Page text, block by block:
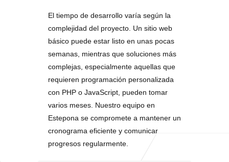
El tiempo de desarrollo varía según la
complejidad del proyecto. Un sitio web
básico puede estar listo en unas pocas
semanas, mientras que soluciones más
complejas, especialmente aquellas que
requieren programación personalizada
con PHP o JavaScript, pueden tomar
varios meses. Nuestro equipo en
Estepona se compromete a mantener un
cronograma eficiente y comunicar
progresos regularmente.